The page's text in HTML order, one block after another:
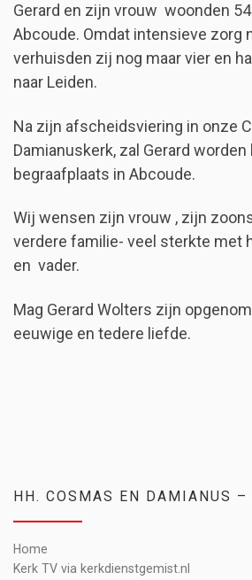
Gerard en zijn vrouw woonden
Abcoude. Omdat intensieve zorg
verhuisden zij nog maar vier en
naar Leiden.
Na zijn afscheidsviering in onze
Damianuskerk, zal Gerard
begraafplaats in Abcoude.
Wij wensen zijn vrouw , zijn
verdere familie- veel sterkte met
en vader.
Mag Gerard Wolters zijn
eeuwige en tedere liefde.
HH. COSMAS EN DAMIANUS –
Home
Kerk TV via kerkdienstgemist.nl